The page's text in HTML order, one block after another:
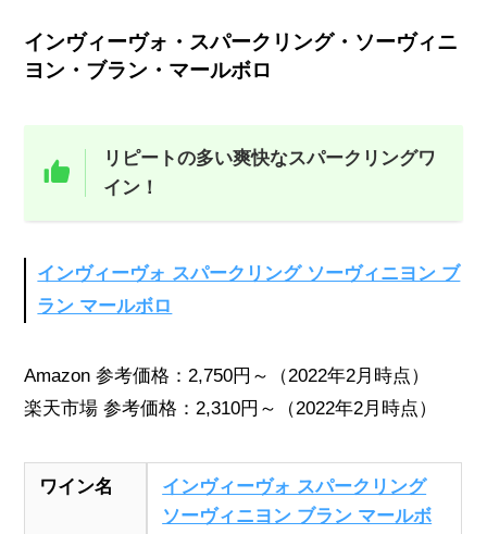
インヴィーヴォ・スパークリング・ソーヴィニ
ヨン・ブラン・マールボロ
リピートの多い爽快なスパークリングワ
イン！
インヴィーヴォ スパークリング ソーヴィニヨン ブ
ラン マールボロ
Amazon 参考価格：2,750円～（2022年2月時点）
楽天市場 参考価格：2,310円～（2022年2月時点）
ワイン名
インヴィーヴォ スパークリング
ソーヴィニヨン ブラン マールボ